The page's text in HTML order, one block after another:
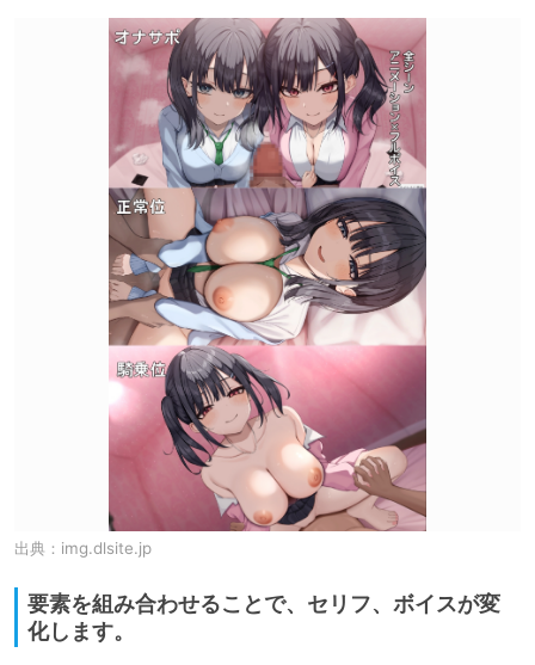
出典： img.dlsite.jp
要素を組み合わせることで、セリフ、ボイスが変
化します。